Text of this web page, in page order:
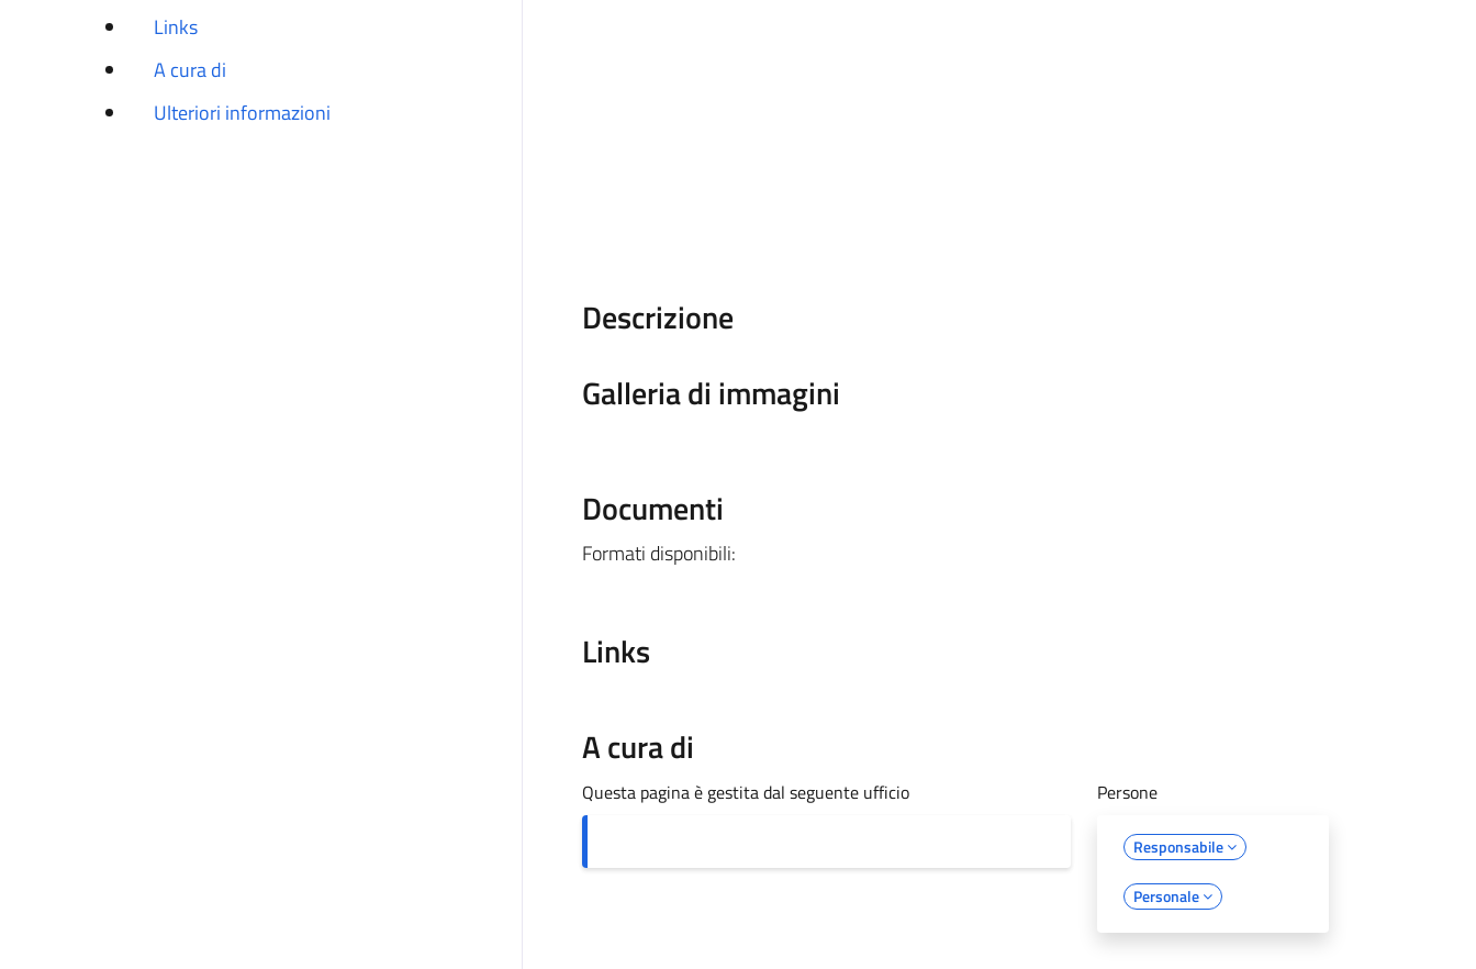
Links
A cura di
Ulteriori informazioni
Descrizione
Galleria di immagini
Documenti
Formati disponibili:
Links
A cura di
Questa pagina è gestita dal seguente ufficio Persone
Responsabile
Personale